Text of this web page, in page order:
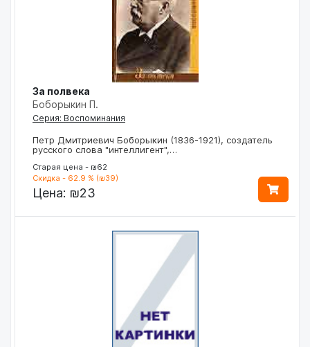
За полвека
Боборыкин П.
Серия: Воспоминания
Петр Дмитриевич Боборыкин (1836-1921), создатель
русского слова "интеллигент",…
Старая цена - ₪62
Скидка - 62.9 % (₪39)
Цена: ₪23